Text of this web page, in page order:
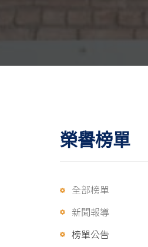
榮譽榜單
全部榜單
新聞報導
榜單公告